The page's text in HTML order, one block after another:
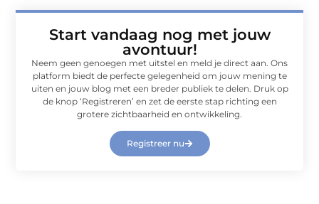
Start vandaag nog met jouw
avontuur!
Neem geen genoegen met uitstel en meld je direct aan. Ons
platform biedt de perfecte gelegenheid om jouw mening te
uiten en jouw blog met een breder publiek te delen. Druk op
de knop ‘Registreren’ en zet de eerste stap richting een
grotere zichtbaarheid en ontwikkeling.
Registreer nu